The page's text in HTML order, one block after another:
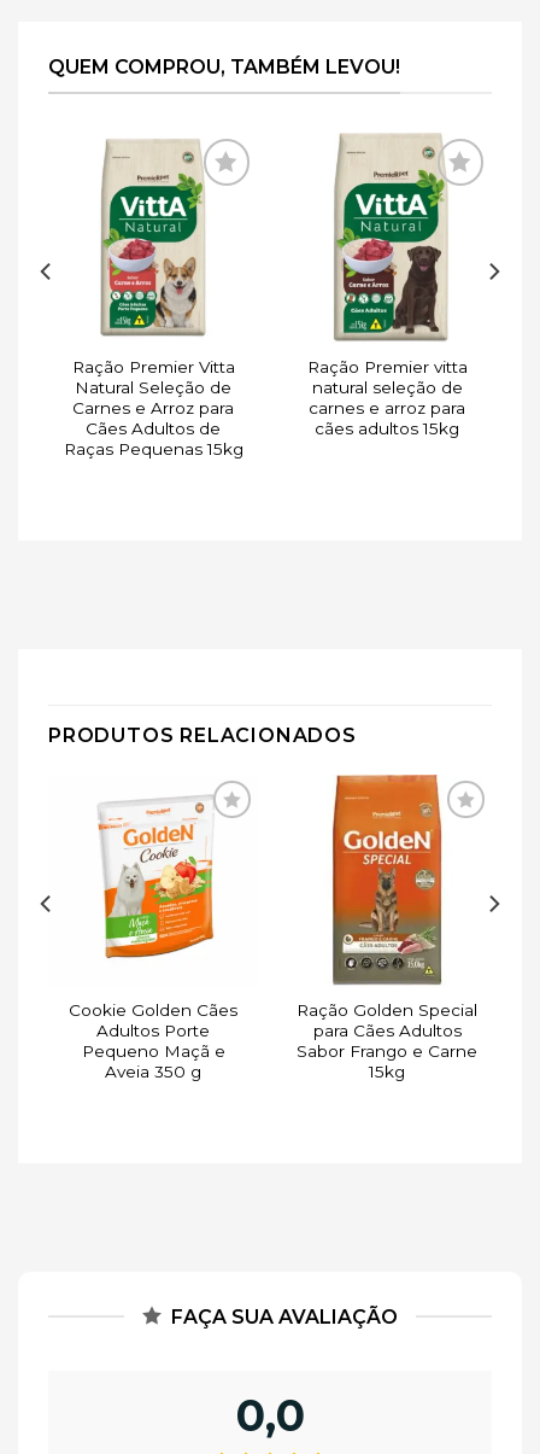
QUEM COMPROU, TAMBÉM LEVOU!
Adicionar
à lista de
desejos
Ração Premier Vitta
Natural Seleção de
Carnes e Arroz para
Cães Adultos de
Raças Pequenas 15kg
Adicionar
à lista de
desejos
Ração Premier vitta
natural seleção de
carnes e arroz para
cães adultos 15kg
PRODUTOS RELACIONADOS
Adicionar
à lista de
desejos
Cookie Golden Cães
Adultos Porte
Pequeno Maçã e
Aveia 350 g
Adicionar
à lista de
desejos
Ração Golden Special
para Cães Adultos
Sabor Frango e Carne
15kg
FAÇA SUA AVALIAÇÃO
0,0